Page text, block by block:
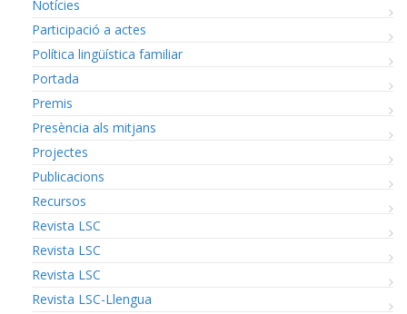
Notícies
Participació a actes
Política lingüística familiar
Portada
Premis
Presència als mitjans
Projectes
Publicacions
Recursos
Revista LSC
Revista LSC
Revista LSC
Revista LSC-Llengua